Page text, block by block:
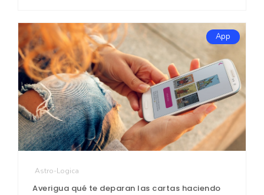
App
Astro-Logica
Averigua qué te deparan las cartas haciendo